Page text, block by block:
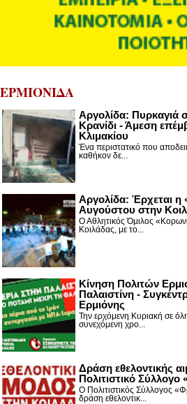
ΕΡΜΙΟΝΙΔΑ
Αργολίδα: Πυρκαγιά
Κρανίδι - Άμεση
Κλιμακίου
Ένα περιστατικό που
καθήκον δε...
Αργολίδα: Έρχεται η
Αυγούστου στην
Ο Αθλητικός Όμιλος
Κοιλάδας, με το...
Κίνηση Πολιτών
Παλαιστίνη -
Ερμιόνης
Την ερχόμενη Κυριακή σε
συνεχόμενη χρο...
Δράση εθελοντικής
Πολιτιστικό
Ο Πολιτιστικός Σύλλογος
δράση εθελοντικ...